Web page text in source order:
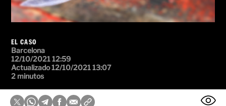
EL CASO
Barcelona
12/10/2021 12:59
Actualizado 12/10/2021 13:07
2 minutos